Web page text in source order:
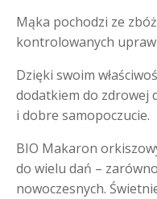
Mąka pochodzi ze
kontrolowanych
Dzięki swoim
dodatkiem do zdrowej
i dobre samopoczucie.
BIO Makaron
do wielu dań –
nowoczesnych.